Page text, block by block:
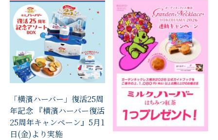
「横濱ハーバー」復活25周
年記念 『横濱ハーバー復活
25周年キャンペーン』5月1
日(金)より実施